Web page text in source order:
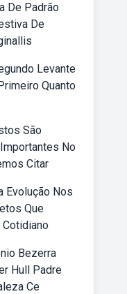
De Padrão
De
Levante
Quanto
São
No
Citar
Evolução Nos
Que
Cotidiano
Bezerra
Hull Padre
Ce